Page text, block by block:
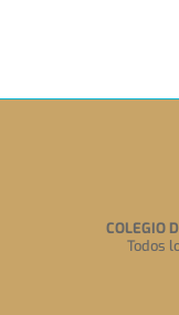
COLEGIO
Todos